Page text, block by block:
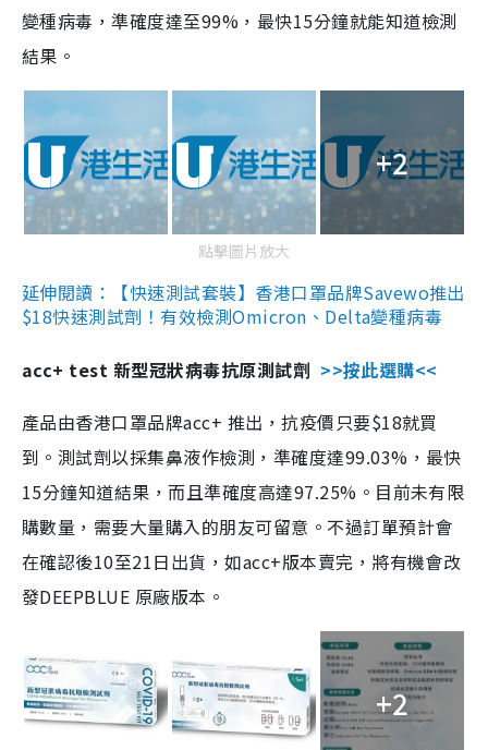
變種病毒，準確度達至99%，最快15分鐘就能知道檢測
結果。
+2
點擊圖片放大
延伸閱讀：【快速測試套裝】香港口罩品牌Savewo推出
$18快速測試劑！有效檢測Omicron、Delta變種病毒
acc+ test 新型冠狀病毒抗原測試劑 >>按此選購<<
產品由香港口罩品牌acc+ 推出，抗疫價只要$18就買
到。測試劑以採集鼻液作檢測，準確度達99.03%，最快
15分鐘知道結果，而且準確度高達97.25%。目前未有限
購數量，需要大量購入的朋友可留意。不過訂單預計會
在確認後10至21日出貨，如acc+版本賣完，將有機會改
發DEEPBLUE 原廠版本。
+2